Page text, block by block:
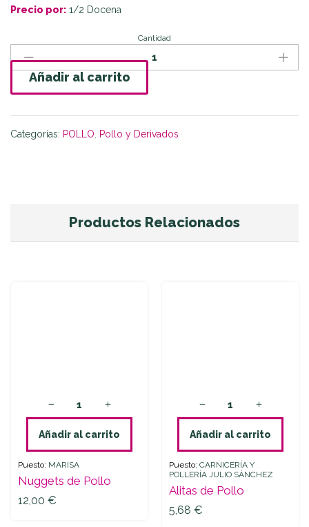
Precio por: 1/2 Docena
Cantidad
Añadir al carrito
Categorías: POLLO Pollo y Derivados
Productos Relacionados
Añadir al carrito
Puesto: MARISA
Nuggets de Pollo
12,00 €
Añadir al carrito
Puesto: CARNICERÍA Y
POLLERÍA JULIO SÁNCHEZ
Alitas de Pollo
5,68 €